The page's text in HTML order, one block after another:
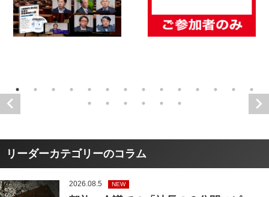
リーダーカテゴリーのコラム
2026.08.5 NEW